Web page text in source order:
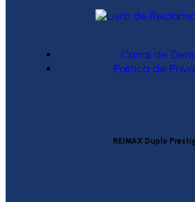
Canal de
Política de
RE/MAX Duplo